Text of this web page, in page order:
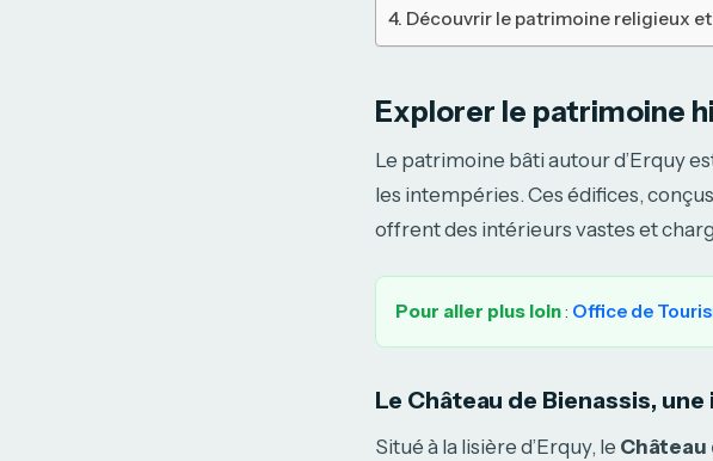
Découvrir le patrimoine religieux
Explorer le patrimoine
Le patrimoine bâti autour d’Erquy
les intempéries. Ces édifices,
offrent des intérieurs vastes et
Pour aller plus loin: Office de
Le Château de Bienassis,
Situé à la lisière d’Erquy, le Château